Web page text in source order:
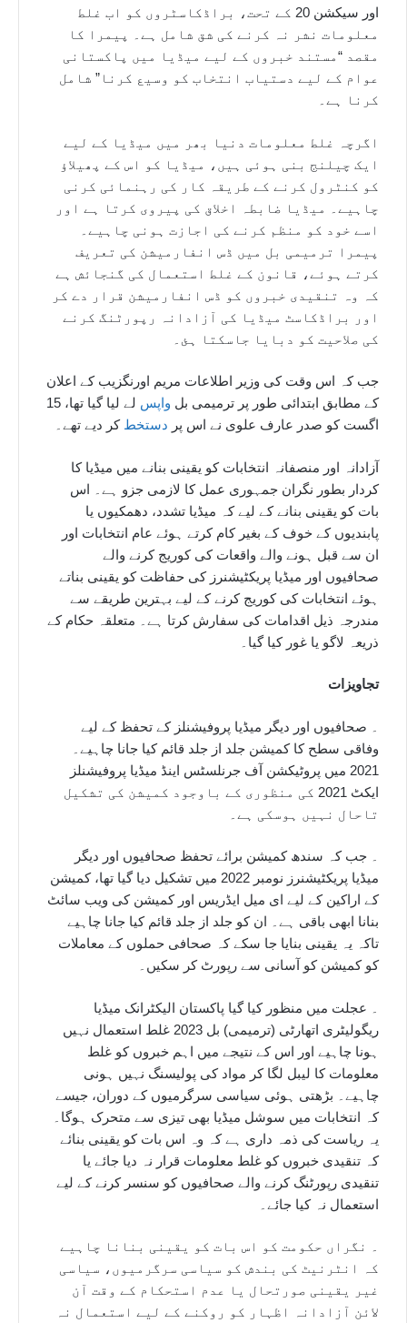
اور سیکشن 20 کے تحت، براڈکاسٹروں کو اب غلط
معلومات نشر نہ کرنے کی شق شامل ہے۔ پیمرا کا
مقصد “مستند خبروں کے لیے میڈیا میں پاکستانی
عوام کے لیے دستیاب انتخاب کو وسیع کرنا” شامل
کرنا ہے۔
اگرچہ غلط معلومات دنیا بھر میں میڈیا کے لیے
ایک چیلنج بنی ہوئی ہیں، میڈیا کو اس کے پھیلاؤ
کو کنٹرول کرنے کے طریقہ کار کی رہنمائی کرنی
چاہیے۔ میڈیا ضابطہ اخلاق کی پیروی کرتا ہے اور
اسے خود کو منظم کرنے کی اجازت ہونی چاہیے۔
پیمرا ترمیمی بل میں ڈس انفارمیشن کی تعریف
کرتے ہوئے، قانون کے غلط استعمال کی گنجائش ہے
کہ وہ تنقیدی خبروں کو ڈس انفارمیشن قرار دے کر
اور براڈکاسٹ میڈیا کی آزادانہ رپورٹنگ کرنے
کی صلاحیت کو دبایا جاسکتا ہئ۔
جب کہ اس وقت کی وزیر اطلاعات مریم اورنگزیب کے اعلان
کے مطابق ابتدائی طور پر ترمیمی بل واپس
لے لیا گیا تھا، 15
اگست کو صدر عارف علوی نے اس پر دستخط کر دیے تھے۔
آزادانہ اور منصفانہ انتخابات کو یقینی بنانے میں میڈیا کا
کردار بطور نگران جمہوری عمل کا لازمی جزو ہے۔ اس
بات کو یقینی بنانے کے لیے کہ میڈیا تشدد، دھمکیوں یا
پابندیوں کے خوف کے بغیر کام کرتے ہوئے عام انتخابات اور
ان سے قبل ہونے والے واقعات کی کوریج کرنے والے
صحافیوں اور میڈیا پریکٹیشنرز کی حفاظت کو یقینی بناتے
ہوئے انتخابات کی کوریج کرنے کے لیے بہترین طریقے سے
مندرجہ ذیل اقدامات کی سفارش کرتا ہے۔ متعلقہ حکام کے
ذریعہ لاگو یا غور کیا گیا۔
تجاویزات
۔ صحافیوں اور دیگر میڈیا پروفیشنلز کے تحفظ کے لیے
وفاقی سطح کا کمیشن جلد از جلد قائم کیا جانا چاہیے۔
2021 میں پروٹیکشن آف جرنلسٹس اینڈ میڈیا پروفیشنلز
ایکٹ 2021 کی منظوری کے باوجود کمیشن کی تشکیل
تاحال نہیں ہوسکی ہے۔
۔ جب کہ سندھ کمیشن برائے تحفظ صحافیوں اور دیگر
میڈیا پریکٹیشنرز نومبر 2022 میں تشکیل دیا گیا تھا، کمیشن
کے اراکین کے لیے ای میل ایڈریس اور کمیشن کی ویب سائٹ
بنانا ابھی باقی ہے۔ ان کو جلد از جلد قائم کیا جانا چاہیے
تاکہ یہ یقینی بنایا جا سکے کہ صحافی حملوں کے معاملات
کو کمیشن کو آسانی سے رپورٹ کر سکیں۔
۔ عجلت میں منظور کیا گیا پاکستان الیکٹرانک میڈیا
ریگولیٹری اتھارٹی (ترمیمی) بل 2023 غلط استعمال نہیں
ہونا چاہیے اور اس کے نتیجے میں اہم خبروں کو غلط
معلومات کا لیبل لگا کر مواد کی پولیسنگ نہیں ہونی
چاہیے۔ بڑھتی ہوئی سیاسی سرگرمیوں کے دوران، جیسے
کہ انتخابات میں سوشل میڈیا بھی تیزی سے متحرک ہوگا۔
یہ ریاست کی ذمہ داری ہے کہ وہ اس بات کو یقینی بنائے
کہ تنقیدی خبروں کو غلط معلومات قرار نہ دیا جائے یا
تنقیدی رپورٹنگ کرنے والے صحافیوں کو سنسر کرنے کے لیے
استعمال نہ کیا جائے۔
۔ نگراں حکومت کو اس بات کو یقینی بنانا چاہیے
کہ انٹرنیٹ کی بندش کو سیاسی سرگرمیوں، سیاسی
غیر یقینی صورتحال یا عدم استحکام کے وقت آن
لائن آزادانہ اظہار کو روکنے کے لیے استعمال نہ